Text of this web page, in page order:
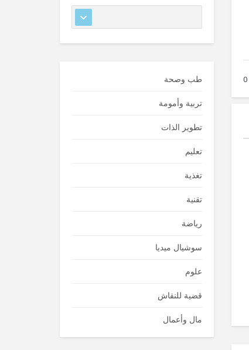
0 طب وصحة
تربية وأمومة
تطوير الذات
تعليم
تغذية
تقنية
رياضة
سوشيال ميديا
علوم
قضية للنقاش
مال وأعمال